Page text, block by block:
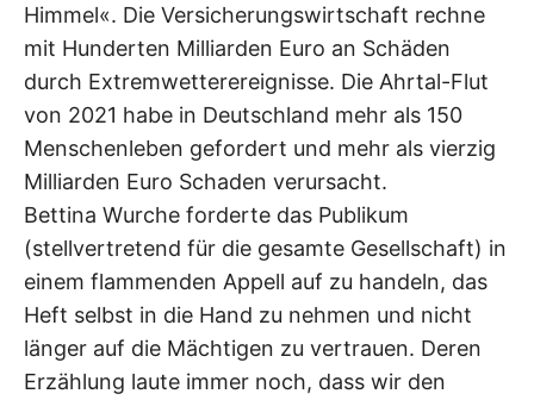
Himmel«. Die Versicherungswirtschaft rechne
mit Hunderten Milliarden Euro an Schäden
durch Extremwetterereignisse. Die Ahrtal-Flut
von 2021 habe in Deutschland mehr als 150
Menschenleben gefordert und mehr als vierzig
Milliarden Euro Schaden verursacht.
Bettina Wurche forderte das Publikum
(stellvertretend für die gesamte Gesellschaft) in
einem flammenden Appell auf zu handeln, das
Heft selbst in die Hand zu nehmen und nicht
länger auf die Mächtigen zu vertrauen. Deren
Erzählung laute immer noch, dass wir den